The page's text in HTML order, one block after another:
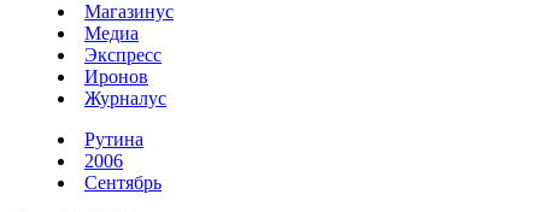
Магазинус
Медиа
Экспресс
Иронов
Журналус
Рутина
2006
Сентябрь